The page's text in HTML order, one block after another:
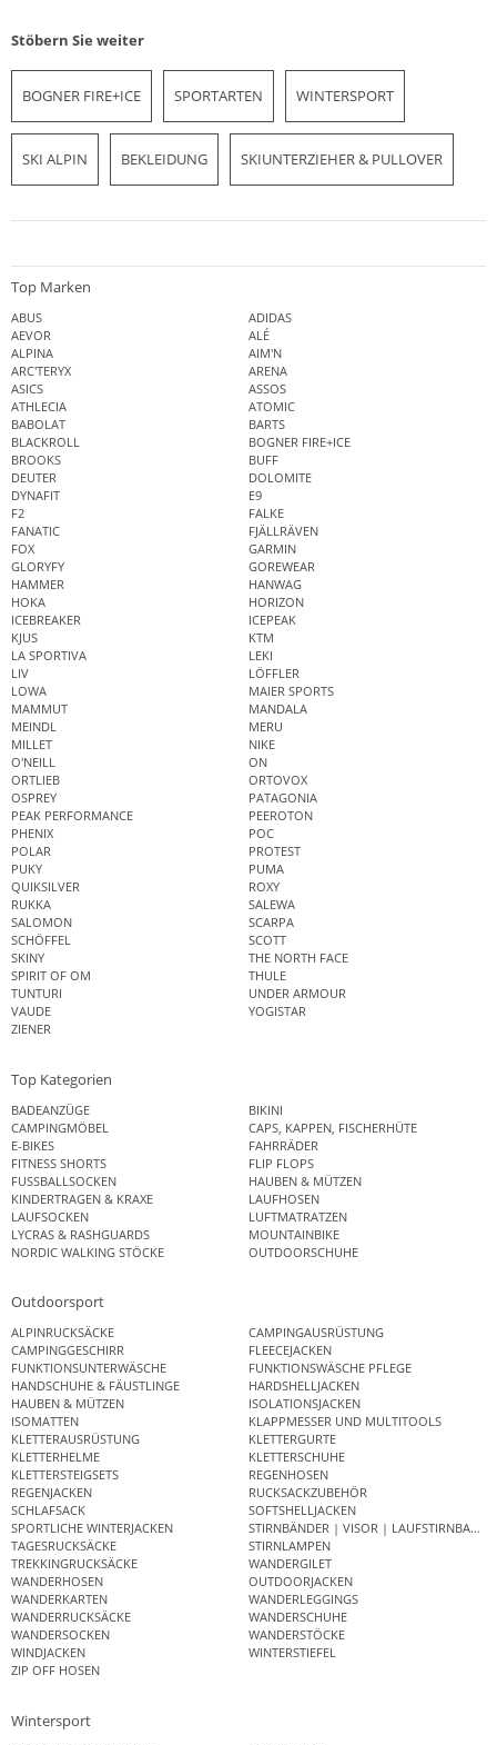
Stöbern Sie weiter
BOGNER FIRE+ICE SPORTARTEN WINTERSPORT
SKI ALPIN BEKLEIDUNG SKIUNTERZIEHER & PULLOVER
Top Marken
ABUS
ADIDAS
AEVOR
ALÉ
ALPINA
AIM'N
ARC'TERYX
ARENA
ASICS
ASSOS
ATHLECIA
ATOMIC
BABOLAT
BARTS
BLACKROLL
BOGNER FIRE+ICE
BROOKS
BUFF
DEUTER
DOLOMITE
DYNAFIT
E9
F2
FALKE
FANATIC
FJÄLLRÄVEN
FOX
GARMIN
GLORYFY
GOREWEAR
HAMMER
HANWAG
HOKA
HORIZON
ICEBREAKER
ICEPEAK
KJUS
KTM
LA SPORTIVA
LEKI
LIV
LÖFFLER
LOWA
MAIER SPORTS
MAMMUT
MANDALA
MEINDL
MERU
MILLET
NIKE
O'NEILL
ON
ORTLIEB
ORTOVOX
OSPREY
PATAGONIA
PEAK PERFORMANCE
PEEROTON
PHENIX
POC
POLAR
PROTEST
PUKY
PUMA
QUIKSILVER
ROXY
RUKKA
SALEWA
SALOMON
SCARPA
SCHÖFFEL
SCOTT
SKINY
THE NORTH FACE
SPIRIT OF OM
THULE
TUNTURI
UNDER ARMOUR
VAUDE
YOGISTAR
ZIENER
Top Kategorien
BADEANZÜGE
BIKINI
CAMPINGMÖBEL
CAPS, KAPPEN, FISCHERHÜTE
E-BIKES
FAHRRÄDER
FITNESS SHORTS
FLIP FLOPS
FUSSBALLSOCKEN
HAUBEN & MÜTZEN
KINDERTRAGEN & KRAXE
LAUFHOSEN
LAUFSOCKEN
LUFTMATRATZEN
LYCRAS & RASHGUARDS
MOUNTAINBIKE
NORDIC WALKING STÖCKE
OUTDOORSCHUHE
Outdoorsport
ALPINRUCKSÄCKE
CAMPINGAUSRÜSTUNG
CAMPINGGESCHIRR
FLEECEJACKEN
FUNKTIONSUNTERWÄSCHE
FUNKTIONSWÄSCHE PFLEGE
HANDSCHUHE & FÄUSTLINGE
HARDSHELLJACKEN
HAUBEN & MÜTZEN
ISOLATIONSJACKEN
ISOMATTEN
KLAPPMESSER UND MULTITOOLS
KLETTERAUSRÜSTUNG
KLETTERGURTE
KLETTERHELME
KLETTERSCHUHE
KLETTERSTEIGSETS
REGENHOSEN
REGENJACKEN
RUCKSACKZUBEHÖR
SCHLAFSACK
SOFTSHELLJACKEN
SPORTLICHE WINTERJACKEN
STIRNBÄNDER | VISOR | LAUFSTIRNBAND
TAGESRUCKSÄCKE
STIRNLAMPEN
TREKKINGRUCKSÄCKE
WANDERGILET
WANDERHOSEN
OUTDOORJACKEN
WANDERKARTEN
WANDERLEGGINGS
WANDERRUCKSÄCKE
WANDERSCHUHE
WANDERSOCKEN
WANDERSTÖCKE
WINDJACKEN
WINTERSTIEFEL
ZIP OFF HOSEN
Wintersport